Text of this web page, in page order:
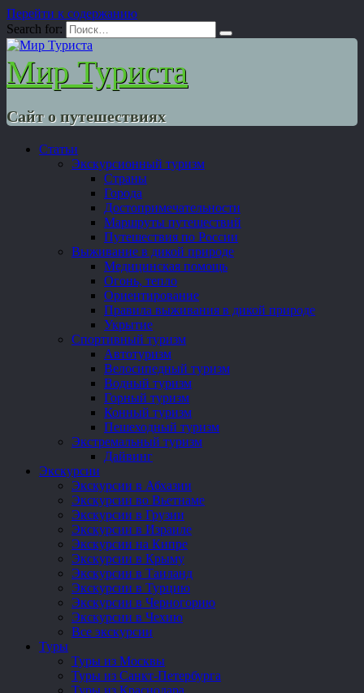
Перейти к содержанию
Search for:
Мир Туриста
Сайт о путешествиях
Статьи
Экскурсионный туризм
Страны
Города
Достопримечательности
Маршруты путешествий
Путешествия по России
Выживание в дикой природе
Медицинская помощь
Огонь, тепло
Ориентирование
Правила выживания в дикой природе
Укрытие
Спортивный туризм
Автотуризм
Велосипедный туризм
Водный туризм
Горный туризм
Конный туризм
Пешеходный туризм
Экстремальный туризм
Дайвинг
Экскурсии
Экскурсии в Абхазии
Экскурсии во Вьетнаме
Экскурсии в Грузии
Экскурсии в Израиле
Экскурсии на Кипре
Экскурсии в Крыму
Экскурсии в Таиланд
Экскурсии в Турцию
Экскурсии в Черногорию
Экскурсии в Чехию
Все экскурсии
Туры
Туры из Москвы
Туры из Санкт-Петербурга
Туры из Краснодара